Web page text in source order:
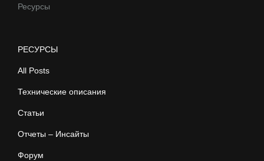
Ресурсы
РЕСУРСЫ
All Posts
Технические описания
Статьи
Отчеты – Инсайты
Форум